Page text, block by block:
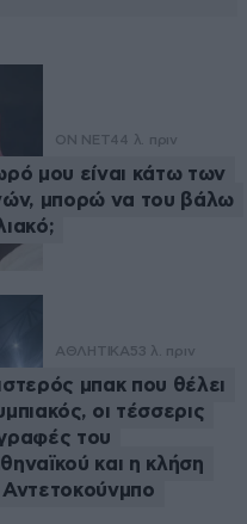
ON NET44 λ. πριν
μου είναι κάτω των
μπορώ να του βάλω
ΑΘΛΗΤΙΚΑ53 λ. πριν
μπακ που θέλει
οι τέσσερις
του
και η κλήση